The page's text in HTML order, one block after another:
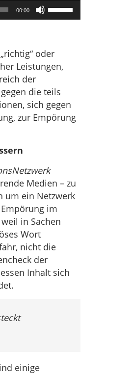
00:00
Pfeiltasten
Hoch/Runter
die
Lautstärke
regeln.
oder
Leistungen,
der
die teils
sich gegen
zur Empörung
Medien – zu
um ein Netzwerk
im
in Sachen
Wort
nicht die
der
Inhalt sich
einige